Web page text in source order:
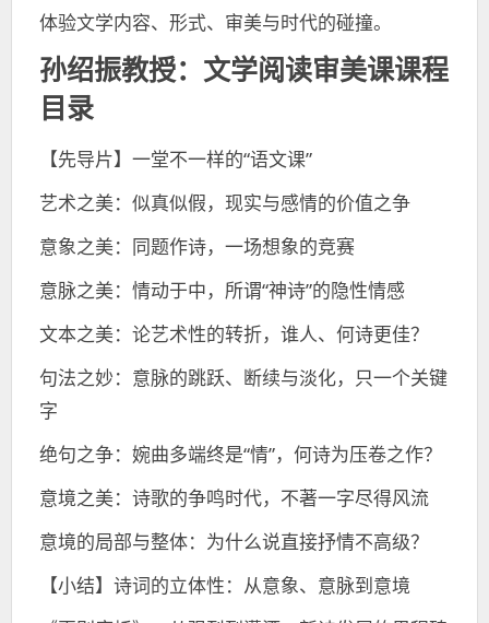
体验文学内容、形式、审美与时代的碰撞。
孙绍振教授：文学阅读审美课课程
目录
【先导片】一堂不一样的“语文课”
艺术之美：似真似假，现实与感情的价值之争
意象之美：同题作诗，一场想象的竞赛
意脉之美：情动于中，所谓“神诗”的隐性情感
文本之美：论艺术性的转折，谁人、何诗更佳？
句法之妙：意脉的跳跃、断续与淡化，只一个关键
字
绝句之争：婉曲多端终是“情”，何诗为压卷之作？
意境之美：诗歌的争鸣时代，不著一字尽得风流
意境的局部与整体：为什么说直接抒情不高级？
【小结】诗词的立体性：从意象、意脉到意境